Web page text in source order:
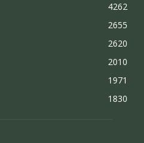
4262
2655
2620
2010
1971
1830